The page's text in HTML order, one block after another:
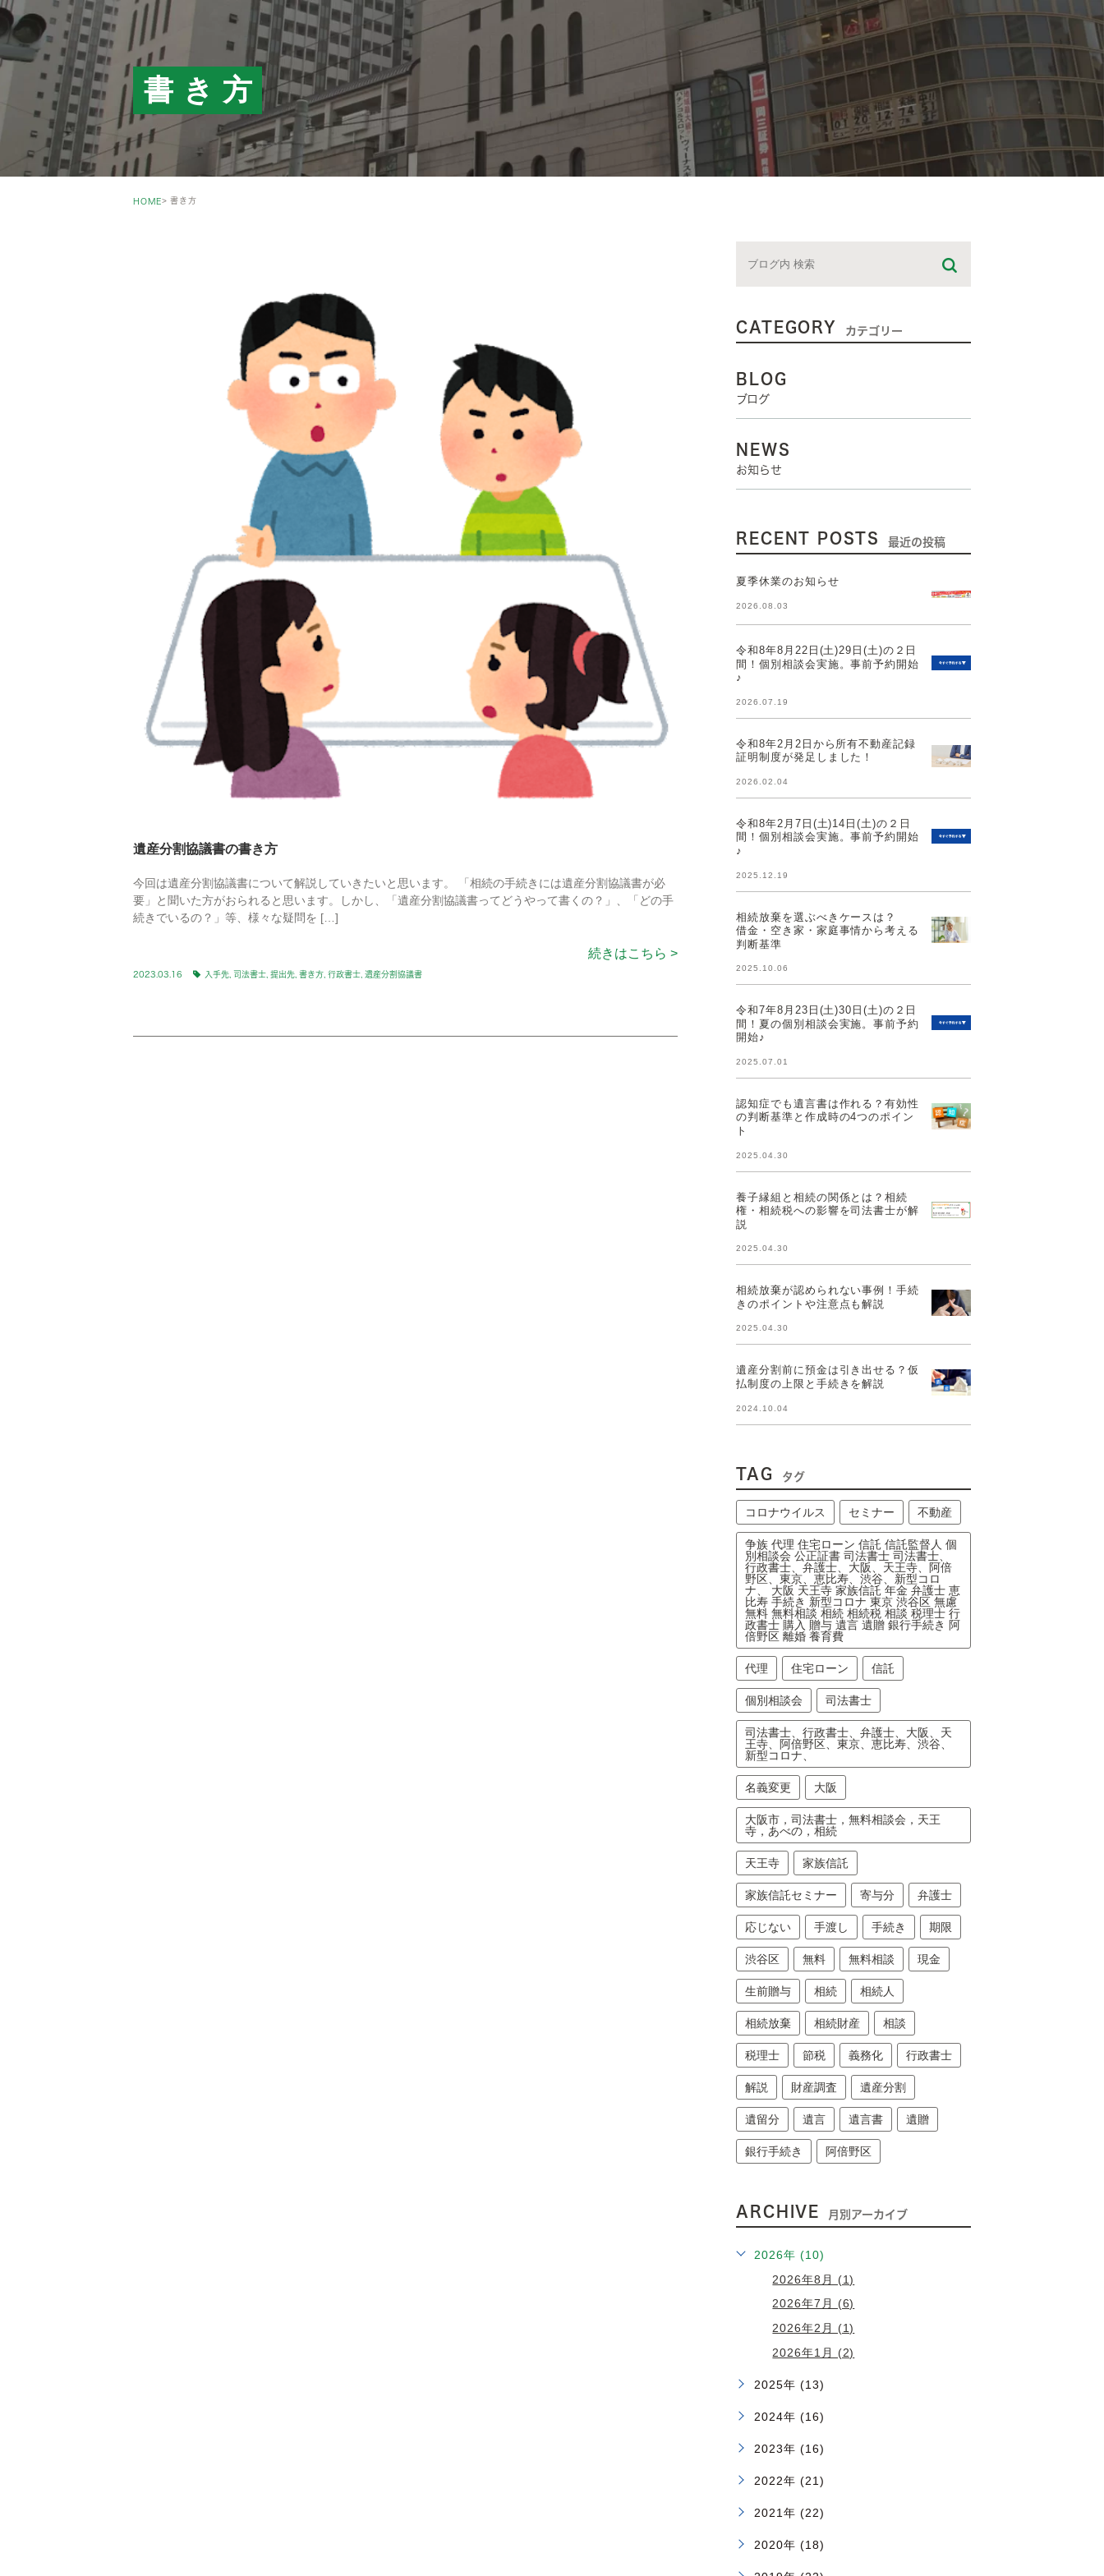
書き方
HOME 書き方
遺産分割協議書の書き方
今回は遺産分割協議書について解説していきたいと思います。 「相続の手続きには遺産分割協議書が必
要」と聞いた方がおられると思います。しかし、「遺産分割協議書ってどうやって書くの？」、「どの手
続きでいるの？」等、様々な疑問を […]
続きはこちら >
2023.03.16 入手先 司法書士 提出先 書き方 行政書士 遺産分割協議書
CATEGORY カテゴリー
BLOG
ブログ
NEWS
お知らせ
RECENT POSTS 最近の投稿
夏季休業のお知らせ
2026.08.03
令和8年8月22日(土)29日(土)の２日
間！個別相談会実施。事前予約開始
♪
2026.07.19
令和8年2月2日から所有不動産記録
証明制度が発足しました！
2026.02.04
令和8年2月7日(土)14日(土)の２日
間！個別相談会実施。事前予約開始
♪
2025.12.19
相続放棄を選ぶべきケースは？
借金・空き家・家庭事情から考える
判断基準
2025.10.06
令和7年8月23日(土)30日(土)の２日
間！夏の個別相談会実施。事前予約
開始♪
2025.07.01
認知症でも遺言書は作れる？有効性
の判断基準と作成時の4つのポイン
ト
2025.04.30
養子縁組と相続の関係とは？相続
権・相続税への影響を司法書士が解
説
2025.04.30
相続放棄が認められない事例！手続
きのポイントや注意点も解説
2025.04.30
遺産分割前に預金は引き出せる？仮
払制度の上限と手続きを解説
2024.10.04
TAG タグ
コロナウイルス セミナー 不動産
争族 代理 住宅ローン 信託 信託監督人 個
別相談会 公正証書 司法書士 司法書士、
行政書士、弁護士、大阪、天王寺、阿倍
野区、東京、恵比寿、渋谷、新型コロ
ナ、 大阪 天王寺 家族信託 年金 弁護士 恵
比寿 手続き 新型コロナ 東京 渋谷区 無慮
無料 無料相談 相続 相続税 相談 税理士 行
政書士 購入 贈与 遺言 遺贈 銀行手続き 阿
倍野区 離婚 養育費
代理 住宅ローン 信託
個別相談会 司法書士
司法書士、行政書士、弁護士、大阪、天
王寺、阿倍野区、東京、恵比寿、渋谷、
新型コロナ、
名義変更 大阪
大阪市，司法書士，無料相談会，天王
寺，あべの，相続
天王寺 家族信託
家族信託セミナー 寄与分 弁護士
応じない 手渡し 手続き 期限
渋谷区 無料 無料相談 現金
生前贈与 相続 相続人
相続放棄 相続財産 相談
税理士 節税 義務化 行政書士
解説 財産調査 遺産分割
遺留分 遺言 遺言書 遺贈
銀行手続き 阿倍野区
ARCHIVE 月別アーカイブ
2026年 (10)
2026年8月 (1)
2026年7月 (6)
2026年2月 (1)
2026年1月 (2)
2025年 (13)
2024年 (16)
2023年 (16)
2022年 (21)
2021年 (22)
2020年 (18)